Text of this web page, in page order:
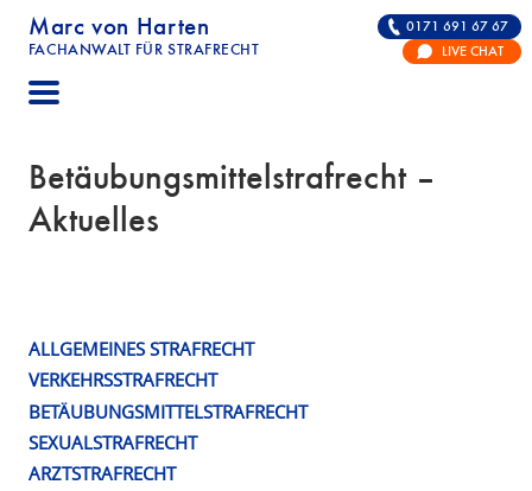
Marc von Harten
FACHANWALT FÜR STRAFRECHT
STRAFRECHT | RECHTSANWALT FÜR DIE
0171 691 67 67
LIVE CHAT
Betäubungsmittelstrafrecht –
Aktuelles
ALLGEMEINES STRAFRECHT
VERKEHRSSTRAFRECHT
BETÄUBUNGSMITTELSTRAFRECHT
SEXUALSTRAFRECHT
ARZTSTRAFRECHT